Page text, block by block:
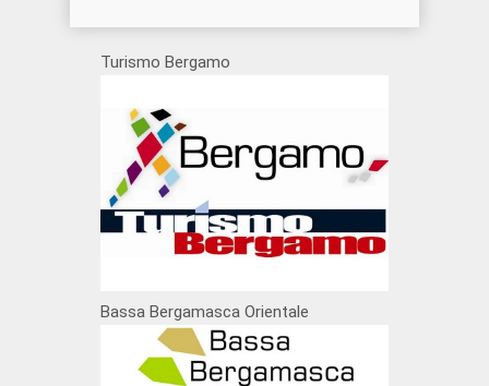
Turismo Bergamo
Bassa Bergamasca Orientale